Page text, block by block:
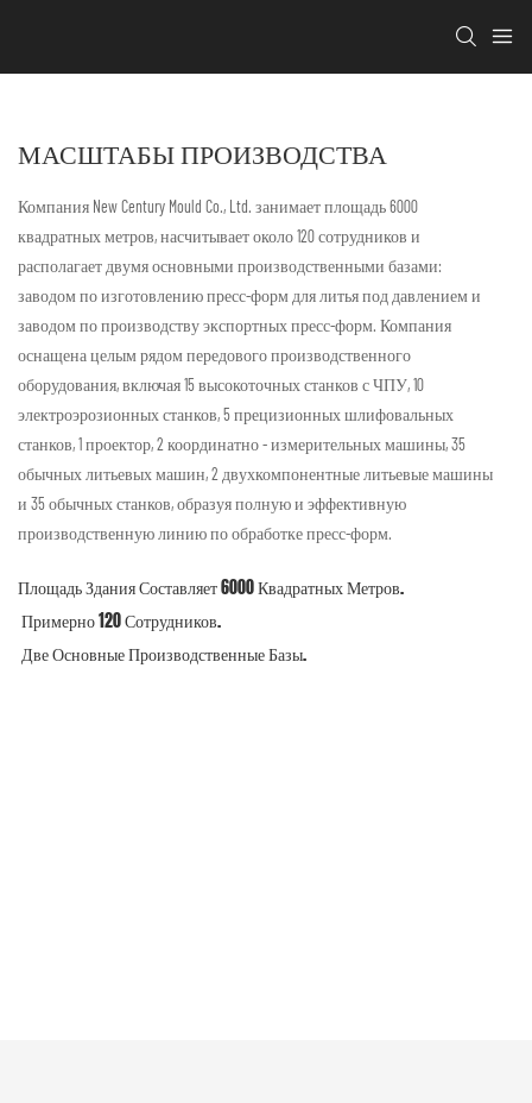
МАСШТАБЫ ПРОИЗВОДСТВА
Компания New Century Mould Co., Ltd. занимает площадь 6000
квадратных метров, насчитывает около 120 сотрудников и
располагает двумя основными производственными базами:
заводом по изготовлению пресс-форм для литья под давлением и
заводом по производству экспортных пресс-форм. Компания
оснащена целым рядом передового производственного
оборудования, включая15высокоточных станков с ЧПУ, 10
электроэрозионныхстанков, 5прецизионныхшлифовальных
станков, 1проектор, 2 координатно-измерительных машины, 35
обычных литьевых машин, 2 двухкомпонентные литьевые машины
и 35обычныхстанков, образуя полную и эффективную
производственную линию по обработке пресс-форм.
Площадь Здания Составляет 6000 Квадратных Метров.
Примерно 120 Сотрудников.
Две Основные Производственные Базы.